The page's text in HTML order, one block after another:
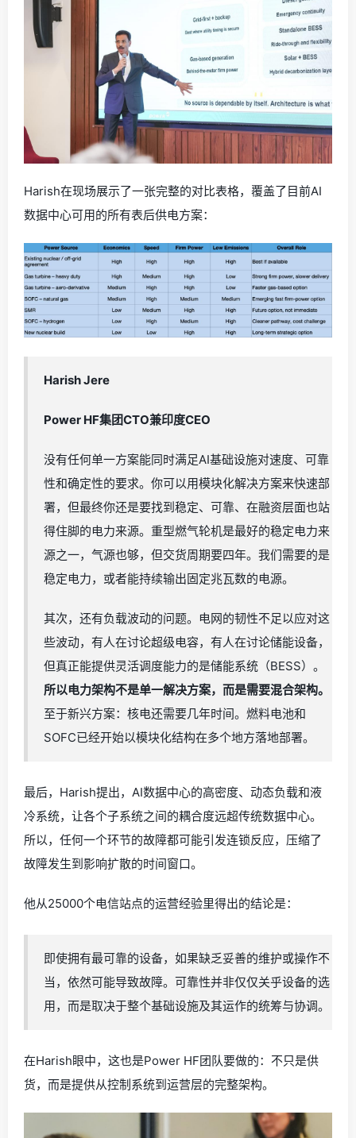
Harish在现场展示了一张完整的对比表格，覆盖了目前AI
数据中心可用的所有表后供电方案：
Harish Jere
Power HF集团CTO兼印度CEO
没有任何单一方案能同时满足AI基础设施对速度、可靠
性和确定性的要求。你可以用模块化解决方案来快速部
署，但最终你还是要找到稳定、可靠、在融资层面也站
得住脚的电力来源。重型燃气轮机是最好的稳定电力来
源之一，气源也够，但交货周期要四年。我们需要的是
稳定电力，或者能持续输出固定兆瓦数的电源。
其次，还有负载波动的问题。电网的韧性不足以应对这
些波动，有人在讨论超级电容，有人在讨论储能设备，
但真正能提供灵活调度能力的是储能系统（BESS）。
所以电力架构不是单一解决方案，而是需要混合架构。
至于新兴方案：核电还需要几年时间。燃料电池和
SOFC已经开始以模块化结构在多个地方落地部署。
最后，Harish提出，AI数据中心的高密度、动态负载和液
冷系统，让各个子系统之间的耦合度远超传统数据中心。
所以，任何一个环节的故障都可能引发连锁反应，压缩了
故障发生到影响扩散的时间窗口。
他从25000个电信站点的运营经验里得出的结论是：
即使拥有最可靠的设备，如果缺乏妥善的维护或操作不
当，依然可能导致故障。可靠性并非仅仅关乎设备的选
用，而是取决于整个基础设施及其运作的统筹与协调。
在Harish眼中，这也是Power HF团队要做的：不只是供
货，而是提供从控制系统到运营层的完整架构。